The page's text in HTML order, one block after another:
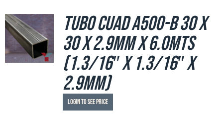
Tubo Cuad A500-B 30 x
30 x 2.9mm x 6.0mts
(1.3/16″ x 1.3/16″ x
2.9mm)
Login to see price